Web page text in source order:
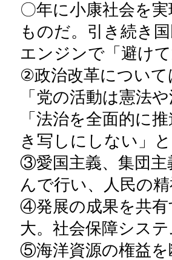
〇年に小康社会を
ものだ。引き続き
エンジンで「避け
②政治改革について
「党の活動は憲法
「法治を全面的に
き写しにしない」
③愛国主義、集団主
んで行い、人民の
④発展の成果を共有
大。社会保障シス
⑤海洋資源の権益を